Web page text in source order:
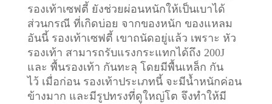
รองเท้าเซฟตี้ ยังช่วยผ่อนหนักให้เป็นเบาได้
ส่วนกรณี ที่เกิดบ่อย จากของหนัก ของแหลม
อันนี้ รองเท้าเซฟตี้ เขาถนัดอยู่แล้ว เพราะ หัว
รองเท้า สามารถรับแรงกระแทกได้ถึง 200J
และ พื้นรองเท้า กันทะลุ โดยมีพื้นเหล็ก กัน
ไว้ เมื่อก่อน รองเท้าประเภทนี้ จะมีน้ำหนักค่อน
ข้างมาก และมีรูปทรงที่ดูใหญ่โต จึงทำให้มี